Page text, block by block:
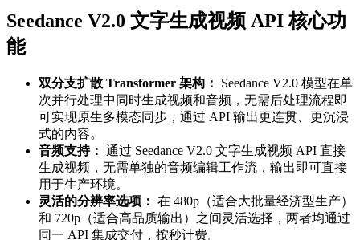
Seedance V2.0 文字生成视频 API 核心功
能
双分支扩散 Transformer 架构：
Seedance V2.0 模型在单
次并行处理中同时生成视频和音频，无需后处理流程即
可实现原生多模态同步，通过 API 输出更连贯、更沉浸
式的内容。
音频支持： 通过 Seedance V2.0 文字生成视频 API 直接
生成视频，无需单独的音频编辑工作流，输出即可直接
用于生产环境。
灵活的分辨率选项： 在 480p（适合大批量经济型生产）
和 720p（适合高品质输出）之间灵活选择，两者均通过
同一 API 集成交付，按秒计费。